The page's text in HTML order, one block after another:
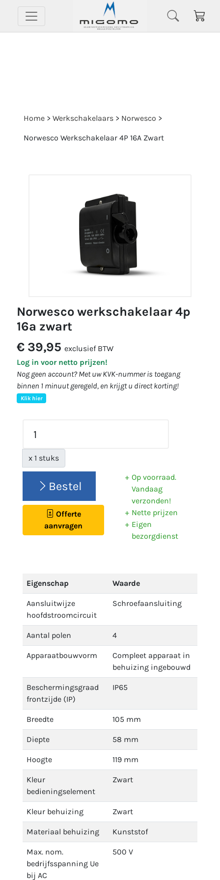
Home > Werkschakelaars > Norwesco >
Norwesco Werkschakelaar 4P 16A Zwart
norwesco werkschakelaar 4p
16a zwart
€ 39,95 exclusief BTW
Log in voor netto prijzen!
Nog geen account? Met uw KVK-nummer is toegang
binnen 1 minuut geregeld, en krijgt u direct korting!
Klik hier
x 1 stuks
Bestel
Offerte
aanvragen
Op voorraad.
Vandaag
verzonden!
Nette prijzen
Eigen
bezorgdienst
Eigenschap Waarde
Aansluitwijze
hoofdstroomcircuit
Schroefaansluiting
Aantal polen 4
Apparaatbouwvorm
Compleet apparaat in
behuizing ingebouwd
Beschermingsgraad
frontzijde (IP)
IP65
Breedte 105 mm
Diepte 58 mm
Hoogte 119 mm
Kleur
bedieningselement
Zwart
Kleur behuizing Zwart
Materiaal behuizing Kunststof
Max. nom.
bedrijfsspanning Ue
bij AC
500 V